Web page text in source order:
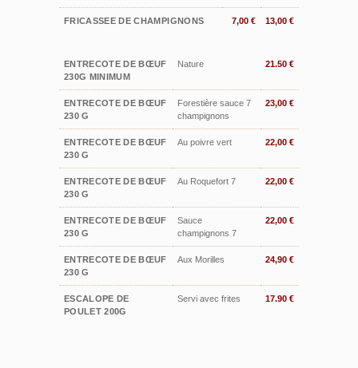
FRICASSEE DE CHAMPIGNONS 7,00 € 13,00 €
ENTRECOTE DE BŒUF
230G MINIMUM
Nature 21.50 €
ENTRECOTE DE BŒUF
230 G
Forestière sauce 7
champignons
23,00 €
ENTRECOTE DE BŒUF
230 G
Au poivre vert 22,00 €
ENTRECOTE DE BŒUF
230 G
Au Roquefort 7 22,00 €
ENTRECOTE DE BŒUF
230 G
Sauce
champignons 7
22,00 €
ENTRECOTE DE BŒUF
230 G
Aux Morilles 24,90 €
ESCALOPE DE
POULET 200G
Servi avec frites 17.90 €